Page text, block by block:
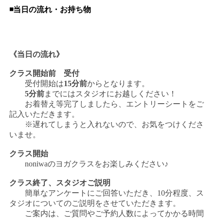
◾️当日の流れ・お持ち物
《当日の流れ》
クラス開始前 受付
受付開始は15分前からとなります。
5分前までにはスタジオにお越しください！
お着替え等完了しましたら、エントリーシートをご
記入いただきます。
※遅れてしまうと入れないので、お気をつけくださ
いませ。
クラス開始
noniwaのヨガクラスをお楽しみください♪
クラス終了、スタジオご説明
簡単なアンケートにご回答いただき、10分程度、ス
タジオについてのご説明をさせていただきます。
ご案内は、ご質問やご予約人数によってかかる時間